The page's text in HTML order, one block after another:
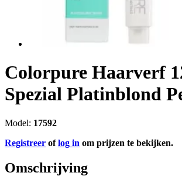
Colorpure Haarverf
Spezial Platinblond
Model: 17592
Registreer oflog in om prijzen te bekijken.
Omschrijving